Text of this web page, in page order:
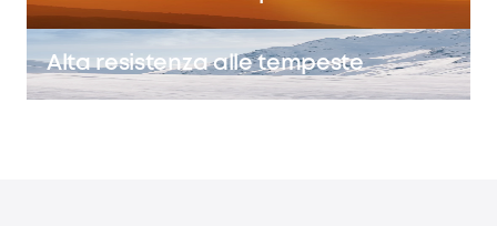
Resistenza alla temperatura
Alta resistenza alle tempeste